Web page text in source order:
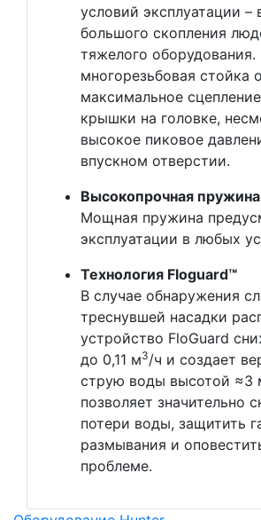
условий эксплуатации –
большого скопления
тяжелого
многорезьбовая стойка
максимальное
крышки на головке,
высокое пиковое
впускном отверстии.
Высокопрочная пружина
Мощная пружина
эксплуатации в любых
Технология Floguard™
В случае обнаружения
треснувшей насадки
устройство FloGuard
до 0,11 м3/ч и создает
струю воды высотой ≈3
позволяет значительно
потери воды, защитить
размывания и
проблеме.